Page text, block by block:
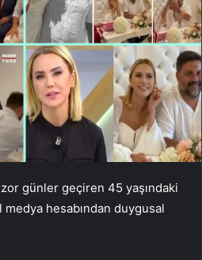
zor günler geçiren 45 yaşındaki
hesabından duygusal